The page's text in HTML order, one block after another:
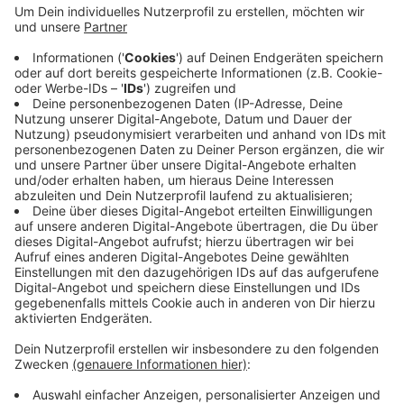
Doch Vorsicht! Die Geschichte dient nur der Abzocke,
warnt Sandra Kassenböhmer vom Tierschutzverein
Coesfeld, Dülmen und Umgebung. Der Welpe soll sich
im Ausland befinden. Für den Transport sollen
Tierfreunde in Vorkasse gehen. Lassen sie sich darauf
ein, bricht der Kontakt ab und das Geld ist futsch.
Tipps, wie Sie solche betrügerischen Meldungen
entlarven, finden SieHIER.
Anzeige